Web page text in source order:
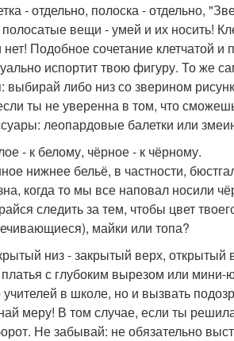
- отдельно, полоска - отдельно,
вещи - умей и их носить!
нет! Подобное сочетание клетчатой
испортит твою фигуру. То же
выбирай либо низ со зверином
ты не уверенна в том, что
леопардовые балетки или
- к белому, чёрное - к чёрному.
нижнее бельё, в частности,
когда то мы все наповал носили
следить за тем, чтобы цвет
майки или топа?
низ - закрытый верх, открытый
платья с глубоким вырезом или
в школе, но и вызвать
меру! В том случае, если ты
Не забывай: не обязательно